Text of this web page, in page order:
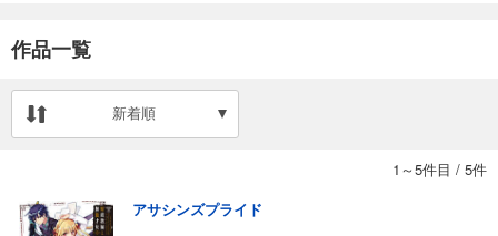
作品一覧
新着順
1～5件目 / 5件
アサシンズプライド